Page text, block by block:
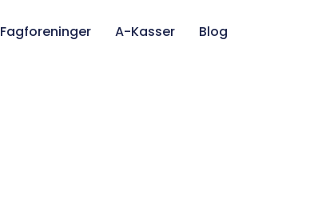
Fagforeninger A-Kasser Blog